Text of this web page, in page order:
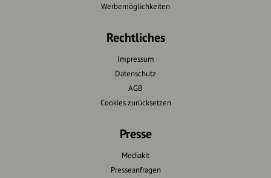
Werbemöglichkeiten
Rechtliches
Impressum
Datenschutz
AGB
Cookies zurücksetzen
Presse
Mediakit
Presseanfragen